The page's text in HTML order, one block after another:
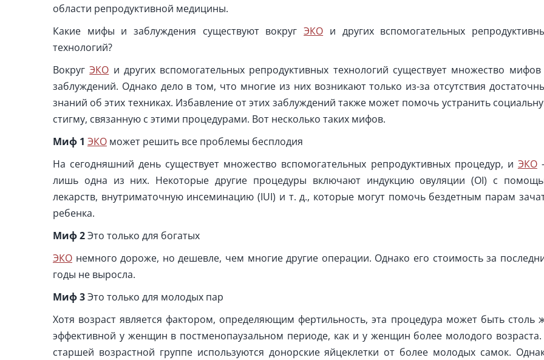
области репродуктивной медицины.
Какие мифы и заблуждения существуют вокругЭКО и других вспомогательных
технологий?
ВокругЭКО и других вспомогательных репродуктивных технологий существует множество
заблуждений. Однако дело в том, что многие из них возникают только из-за отсутствия
знаний об этих техниках. Избавление от этих заблуждений также может помочь устранить
стигму, связанную с этими процедурами. Вот несколько таких мифов.
Миф1 ЭКОможет решить все проблемы бесплодия
На сегодняшний день существует множество вспомогательных репродуктивных процедур, и ЭКО
лишь одна из них. Некоторые другие процедуры включают индукцию овуляции (OI) с
лекарств, внутриматочную инсеминацию (IUI) и т. д., которые могут помочь бездетным парам
ребенка.
Миф2Это только для богатых
ЭКОнемного дороже, но дешевле, чем многие другие операции. Однако его стоимость за
годы не выросла.
Миф3Это только для молодых пар
Хотя возраст является фактором, определяющим фертильность, эта процедура может быть столь
эффективной у женщин в постменопаузальном периоде, как и у женщин более молодого
старшей возрастной группе используются донорские яйцеклетки от более молодых самок.